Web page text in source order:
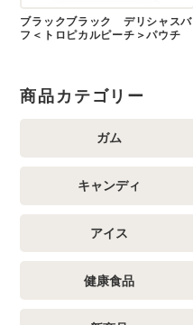
ブラックブラック デリシャスバ
フ＜トロピカルピーチ＞パウチ
商品カテゴリー
ガム
キャンディ
アイス
健康食品